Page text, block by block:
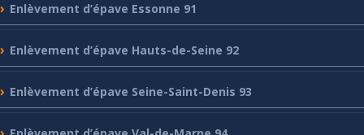
Enlèvement d’épave Essonne 91
Enlèvement d’épave Hauts-de-Seine 92
Enlèvement d’épave Seine-Saint-Denis 93